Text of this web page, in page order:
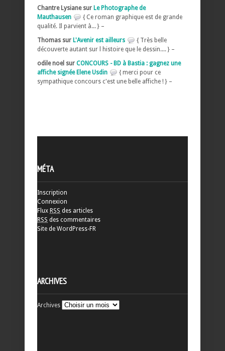
Chantre Lysiane sur Le Photographe de
Mauthausen
{ Ce roman graphique est de grande
qualité. Il parvient à... } –
Thomas sur L'Avenir est ailleurs
{ Très belle
découverte autant sur l histoire que le dessin.... } –
odile noel sur CONCOURS - BD à Bastia : gagnez une
affiche signée Elene Usdin
{ merci pour ce
sympathique concours c'est une belle affiche ! } –
MÉTA
Inscription
Connexion
Flux RSS des articles
RSS des commentaires
Site de WordPress-FR
ARCHIVES
Archives